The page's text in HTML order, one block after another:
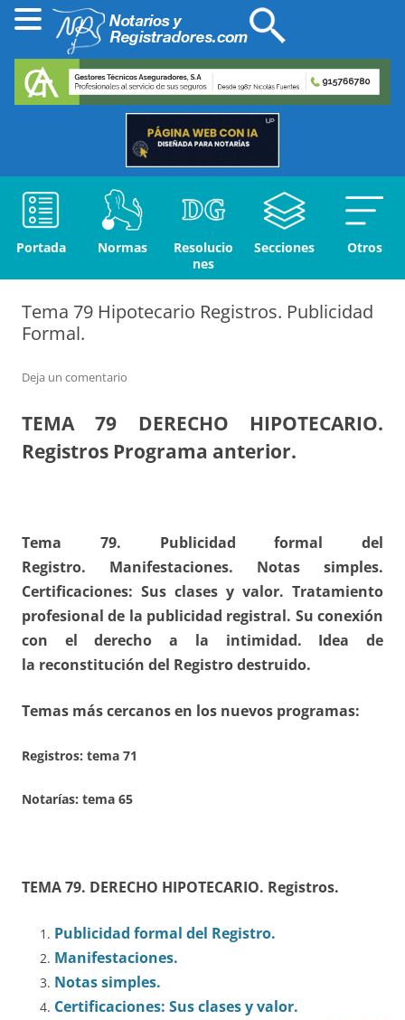
Portada Normas
Resolucio
nes
Secciones Otros
Tema 79 Hipotecario Registros. Publicidad
Formal.
Deja un comentario
TEMA 79 DERECHO HIPOTECARIO.
Registros Programa anterior.
Tema 79. Publicidad formal del
Registro. Manifestaciones. Notas simples.
Certificaciones: Sus clases y valor. Tratamiento
profesional de la publicidad registral. Su conexión
con el derecho a la intimidad. Idea de
la reconstitución del Registro destruido.
Temas más cercanos en los nuevos programas:
Registros: tema 71
Notarías: tema 65
TEMA 79. DERECHO HIPOTECARIO. Registros.
Publicidad formal del Registro.
Manifestaciones.
Notas simples.
Certificaciones: Sus clases y valor.